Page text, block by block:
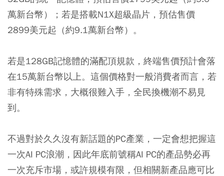
萬新台幣）；若是搭載N1X超級晶片，預估售價
2899美元起（約9.1萬新台幣）。
若是128GB記憶體的滿配頂規款，終端售價預計會落
在15萬新台幣以上。這個價格對一般消費者而言，若
非有特殊需求，大概很難入手，全民換機潮不易見
到。
不過對於久久沒有新話題的PC產業，一定會想把握這
一次AI PC浪潮，因此年底前號稱AI PC的產品勢必再
一次充斥市場，或許規模有限，但相關新產品應可比